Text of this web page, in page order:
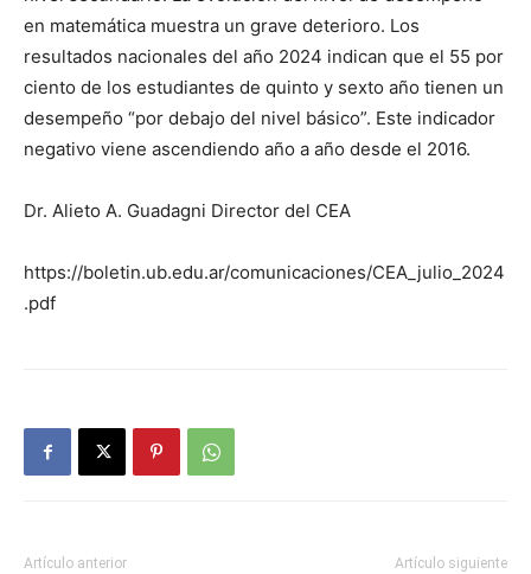
en matemática muestra un grave deterioro. Los
resultados nacionales del año 2024 indican que el 55 por
ciento de los estudiantes de quinto y sexto año tienen un
desempeño “por debajo del nivel básico”. Este indicador
negativo viene ascendiendo año a año desde el 2016.
Dr. Alieto A. Guadagni Director del CEA
https://boletin.ub.edu.ar/comunicaciones/CEA_julio_2024
.pdf
Artículo anterior Artículo siguiente